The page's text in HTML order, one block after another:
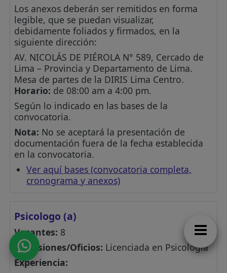
Los anexos deberán ser remitidos en forma
legible, que se puedan visualizar,
debidamente foliados y firmados, en la
siguiente dirección:
AV. NICOLÁS DE PIÉROLA N° 589, Cercado de
Lima – Provincia y Departamento de Lima.
Mesa de partes de la DIRIS Lima Centro.
Horario: de 08:00 am a 4:00 pm.
Según lo indicado en las bases de la
convocatoria.
Nota: No se aceptará la presentación de
documentación fuera de la fecha establecida
en la convocatoria.
Ver aquí bases (convocatoria completa,
cronograma y anexos)
Psicologo (a)
Vacantes: 8
Profesiones/Oficios: Licenciada en Psicología
Experiencia: